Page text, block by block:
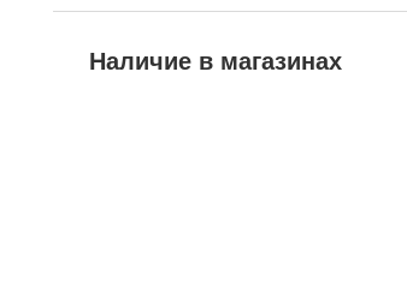
Наличие в магазинах